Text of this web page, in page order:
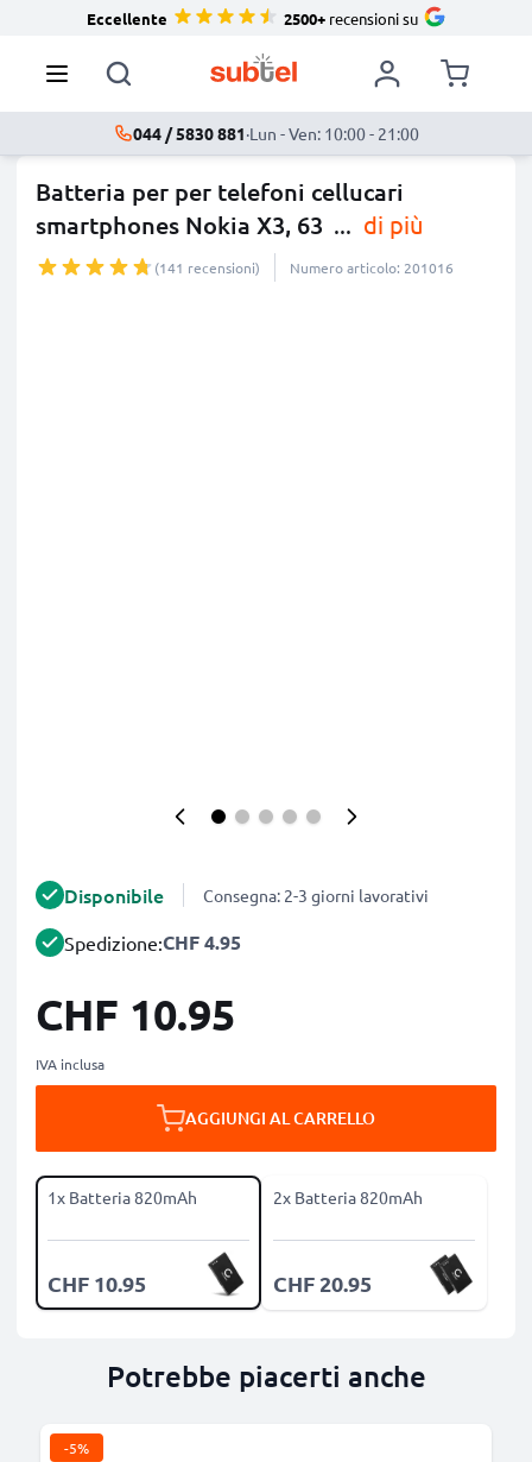
Eccellente 2500+recensioni su
044 / 5830 881·Lun - Ven: 10:00 - 21:00
Batteria per per telefoni cellucari
smartphones Nokia X3, 63 ... di più
(141 recensioni) Numero articolo: 201016
Disponibile Consegna: 2-3 giorni lavorativi
Spedizione:CHF 4.95
CHF 10.95
IVA inclusa
AGGIUNGI AL CARRELLO
1x Batteria 820mAh
CHF 10.95
2x Batteria 820mAh
CHF 20.95
Potrebbe piacerti anche
-5%